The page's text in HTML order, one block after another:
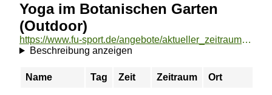
Yoga im Botanischen Garten
(Outdoor)
https://www.fu-sport.de/angebote/aktueller_zeitraum/_Yoga_im_Botanischen_Garten__Outdoor_.html
Beschreibung anzeigen
Name Tag Zeit Zeitraum Ort